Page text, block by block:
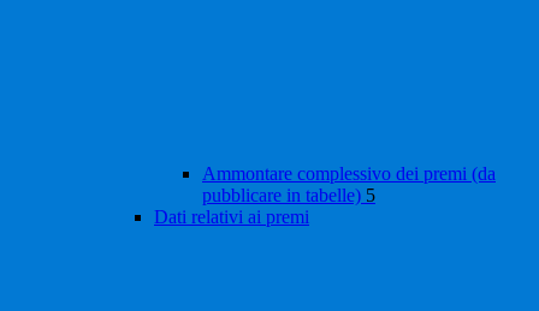
Ammontare complessivo dei premi (da
pubblicare in tabelle) 5
Dati relativi ai premi